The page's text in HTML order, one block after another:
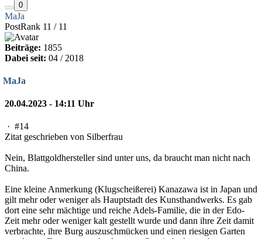
0
MaJa
PostRank 11 / 11
Beiträge: 1855
Dabei seit: 04 / 2018
MaJa
20.04.2023 - 14:11 Uhr
· #14
Zitat geschrieben von Silberfrau
Nein, Blattgoldhersteller sind unter uns, da braucht man nicht nach
China.
Eine kleine Anmerkung (Klugscheißerei) Kanazawa ist in Japan und
gilt mehr oder weniger als Hauptstadt des Kunsthandwerks. Es gab
dort eine sehr mächtige und reiche Adels-Familie, die in der Edo-
Zeit mehr oder weniger kalt gestellt wurde und dann ihre Zeit damit
verbrachte, ihre Burg auszuschmücken und einen riesigen Garten